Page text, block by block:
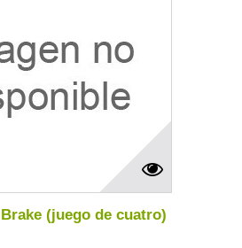
(juego de cuatro)